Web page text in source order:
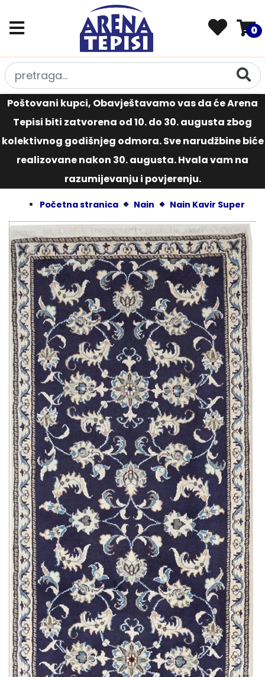
0
Poštovani kupci, Obavještavamo vas da će Arena
Tepisi biti zatvorena od 10. do 30. augusta zbog
kolektivnog godišnjeg odmora. Sve narudžbine biće
realizovane nakon 30. augusta. Hvala vam na
razumijevanju i povjerenju.
Početna stranica Nain Nain Kavir Super